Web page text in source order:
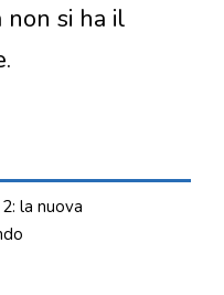
non si ha il
la nuova